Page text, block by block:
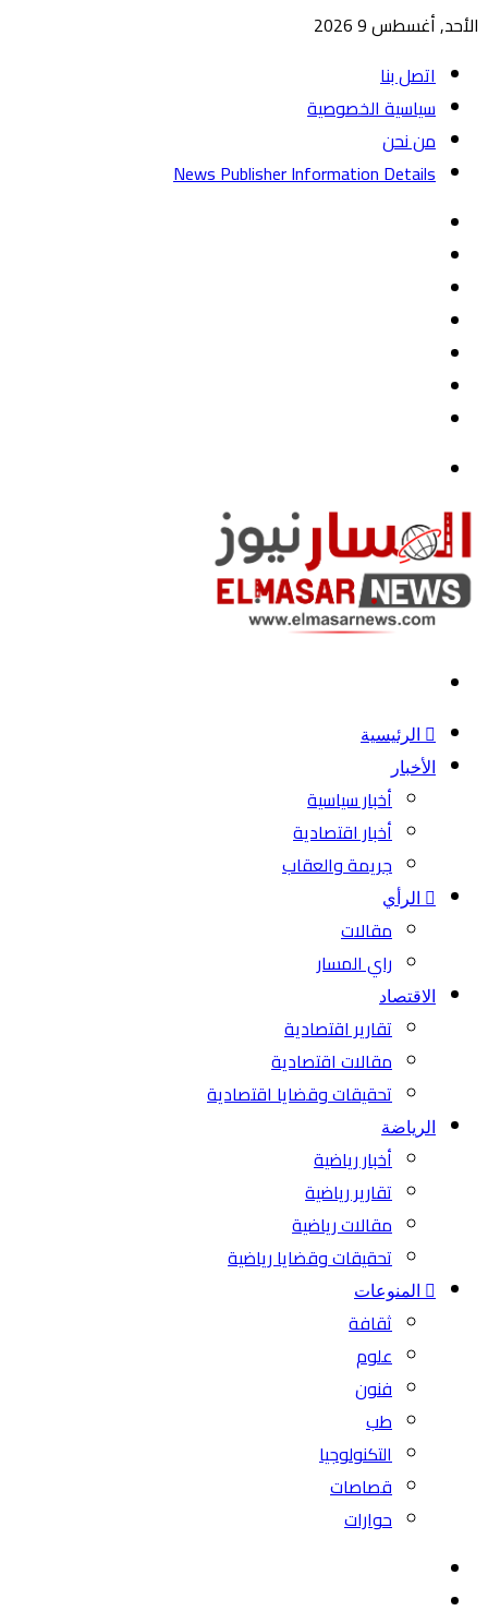
الأحد, أغسطس 9 2026
اتصل بنا
سياسية الخصوصية
من نحن
News Publisher Information Details
الرئيسية
الأخبار
أخبار سياسية
أخبار اقتصادية
جريمة والعقاب
الرأي
مقالات
راي المسار
الاقتصاد
تقارير اقتصادية
مقالات اقتصادية
تحقيقات وقضايا اقتصادية
الرياضة
أخبار رياضية
تقارير رياضية
مقالات رياضية
تحقيقات وقضايا رياضية
المنوعات
ثقافة
علوم
فنون
طب
التكنولوجيا
قصاصات
حوارات